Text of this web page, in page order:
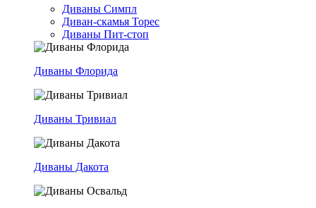
Диваны Симпл
Диван-скамья Торес
Диваны Пит-стоп
Диваны Флорида
Диваны Тривиал
Диваны Дакота